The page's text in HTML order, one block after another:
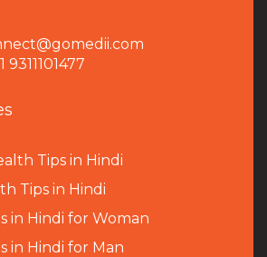
9311101477
Tips in Hindi
Tips in Hindi
in Hindi for Woman
in Hindi for Man